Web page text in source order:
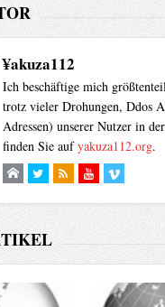
¥akuza112
Ich beschäftige mich
trotz vieler Drohungen, Ddos
Adressen) unserer Nutzer in
finden Sie aufyakuza112.org.